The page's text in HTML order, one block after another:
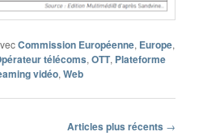
Commission Européenne, Europe,
télécoms,OTT, Plateforme
vidéo,Web
Articles plus récents →